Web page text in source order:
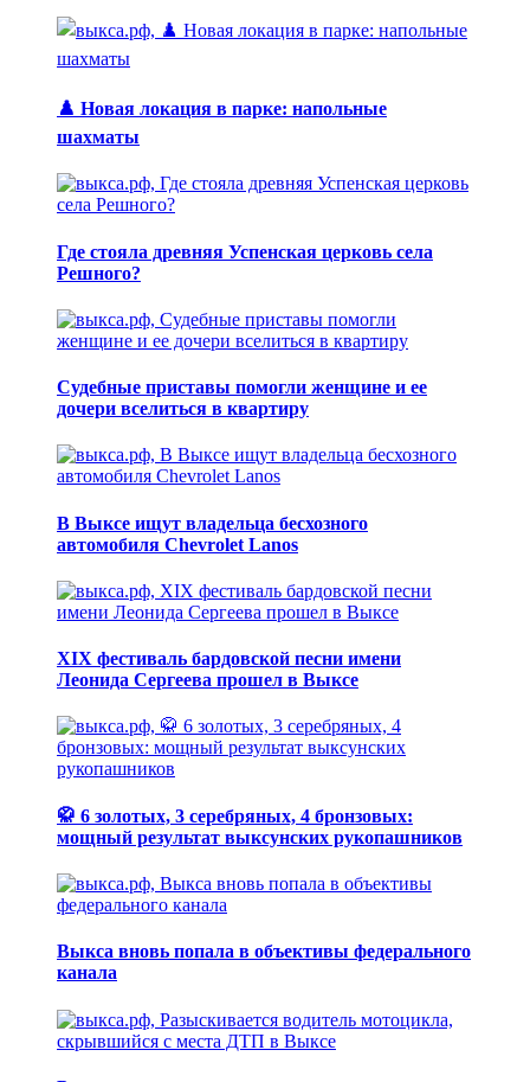
♟️ Новая локация в парке: напольные
шахматы
Где стояла древняя Успенская церковь села
Решного?
Судебные приставы помогли женщине и ее
дочери вселиться в квартиру
В Выксе ищут владельца бесхозного
автомобиля Chevrolet Lanos
XIX фестиваль бардовской песни имени
Леонида Сергеева прошел в Выксе
🥋 6 золотых, 3 серебряных, 4 бронзовых:
мощный результат выксунских рукопашников
Выкса вновь попала в объективы федерального
канала